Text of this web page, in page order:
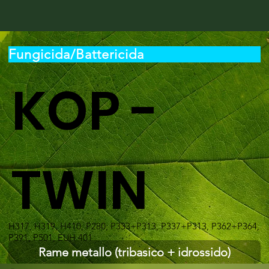
H317, H319, H410, P280, P333+P313, P337+P313, P362+P364,
P391, P501, EUH 401
KOP -
TWIN
Fungicida/Battericida
Rame metallo (tribasico + idrossido)